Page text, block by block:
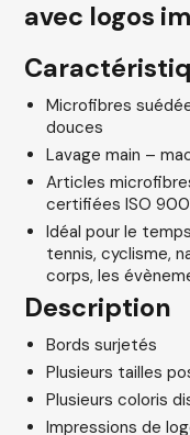
avec logos
Microfibres
douces
Lavage main –
Articles
certifiées ISO
Idéal pour le
tennis, cyclisme,
corps, les
Description
Bords surjetés
Plusieurs tailles
Plusieurs coloris
Impressions de